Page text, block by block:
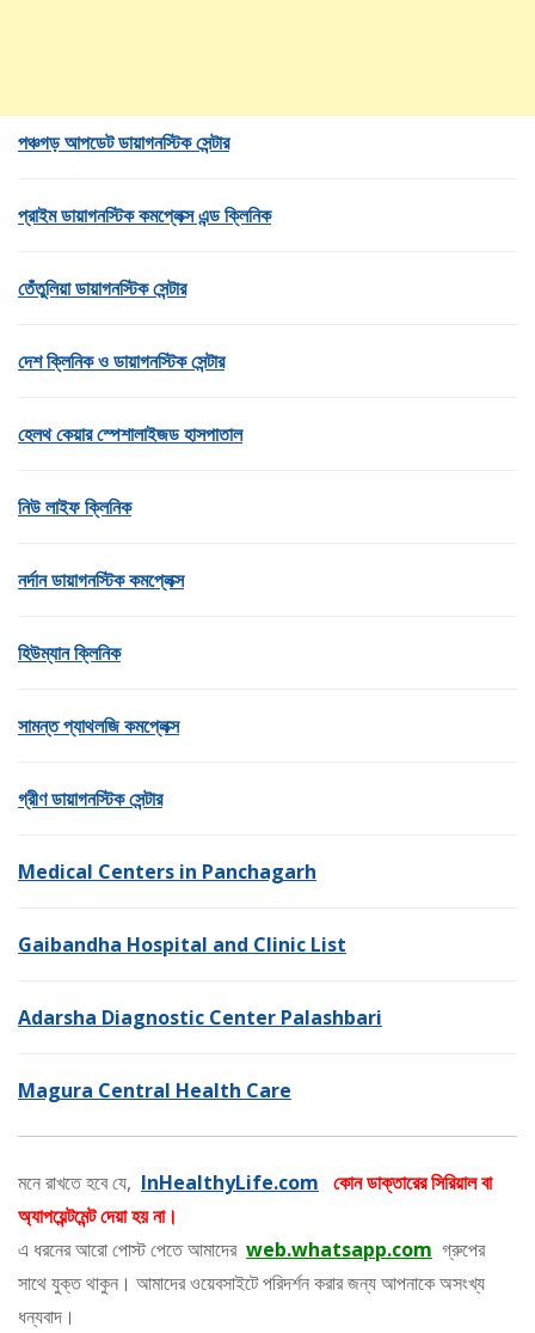
পঞ্চগড় আপডেট ডায়াগনস্টিক সেন্টার
প্রাইম ডায়াগনস্টিক কমপ্লেক্স এন্ড ক্লিনিক
তেঁতুলিয়া ডায়াগনস্টিক সেন্টার
দেশ ক্লিনিক ও ডায়াগনস্টিক সেন্টার
হেলথ কেয়ার স্পেশালাইজড হাসপাতাল
নিউ লাইফ ক্লিনিক
নর্দান ডায়াগনস্টিক কমপ্লেক্স
হিউম্যান ক্লিনিক
সামন্ত প্যাথলজি কমপ্লেক্স
গ্রীণ ডায়াগনস্টিক সেন্টার
Medical Centers in Panchagarh
Gaibandha Hospital and Clinic List
Adarsha ​​Diagnostic Center Palashbari
Magura Central Health Care
মনে রাখতে হবে যে, InHealthyLife.com কোন ডাক্তারের সিরিয়াল বা
অ্যাপয়েন্টমেন্ট দেয়া হয় না।
এ ধরনের আরো পোস্ট পেতে আমাদের web.whatsapp.com গ্রুপের
সাথে যুক্ত থাকুন। আমাদের ওয়েবসাইটে পরিদর্শন করার জন্য আপনাকে অসংখ্য
ধন্যবাদ।